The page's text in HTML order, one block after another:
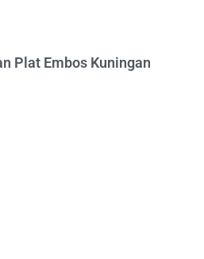
Plat Embos Kuningan